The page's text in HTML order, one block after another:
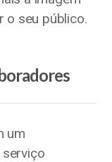
o seu público.
um